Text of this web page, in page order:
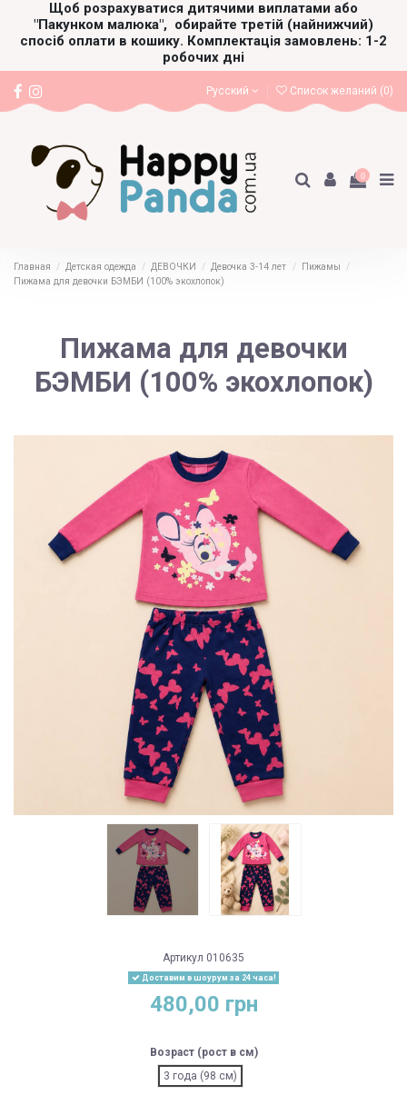
Щоб розрахуватися дитячими виплатами або
"Пакунком малюка", обирайте третій (найнижчий)
спосіб оплати в кошику. Комплектація замовлень: 1-2
робочих дні
Русский Список желаний (0)
0
Главная Детская одежда ДЕВОЧКИ Девочка 3-14 лет
Пижамы
Пижама для девочки БЭМБИ (100% экохлопок)
Пижама для девочки
БЭМБИ (100% экохлопок)
Артикул 010635
Доставим в шоурум за 24 часа!
480,00 грн
Возраст (рост в см)
3 года (98 см)